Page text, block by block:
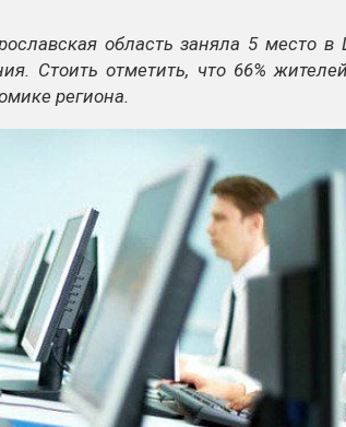
область заняла 5 место
Стоить отметить, что 66%
региона.